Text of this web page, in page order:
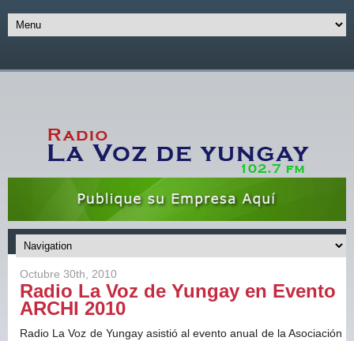
Octubre 30th, 2010
Radio La Voz de Yungay en Evento
ARCHI 2010
Radio La Voz de Yungay asistió al evento anual de la Asociación